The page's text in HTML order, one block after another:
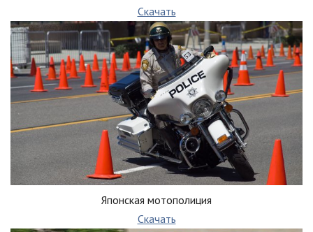
Скачать
Японская мотополиция
Скачать